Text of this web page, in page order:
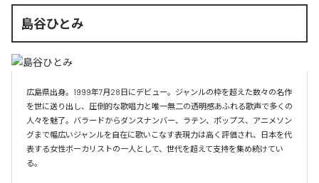
島谷ひとみ
広島県出身。1999年7月28日にデビュー。ジャンルの枠を超えた数々の名作
を世に送り出し、圧倒的な歌唱力と唯一無二の透明感あふれる歌声で多くの
人々を魅了。バラードからダンスナンバー、ラテン、ポップス、アニメソン
グまで幅広いジャンルを自在に歌いこなす表現力は高く評価され、日本を代
表する女性ボーカリストの一人として、世代を超えて支持を集め続けてい
る。